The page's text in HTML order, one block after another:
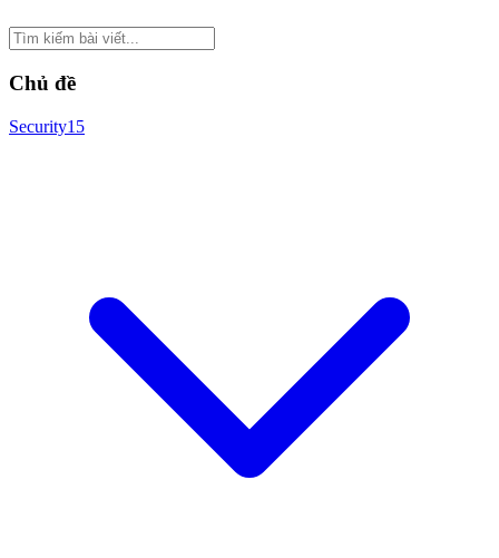
Chủ đề
Security15